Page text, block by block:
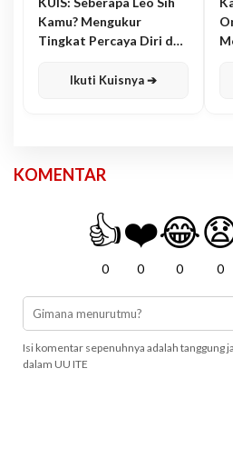
Kamu? Mengukur
Tingkat Percaya Diri dan
Ikuti Kuisnya ➔
KOMENTAR
👍
0
❤️
0
😂
0 0
Isi komentar sepenuhnya adalah tanggung
dalam UU ITE